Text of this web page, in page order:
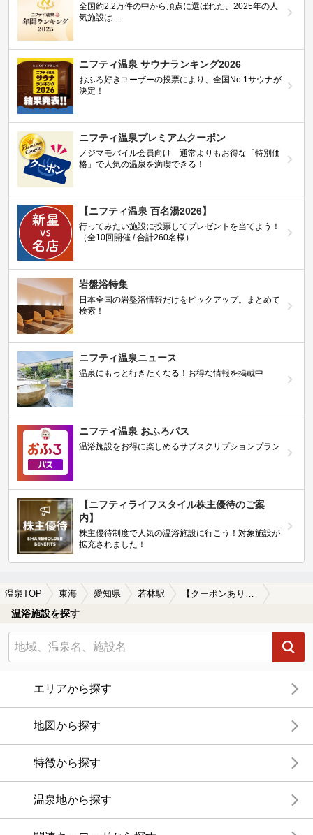
全国約2.2万件の中から頂点に選ばれた、2025年の人
気施設は…
ニフティ温泉 サウナランキング2026
おふろ好きユーザーの投票により、全国No.1サウナが
決定！
ニフティ温泉プレミアムクーポン
ノジマモバイル会員向け 通常よりもお得な「特別価
格」で人気の温泉を満喫できる！
【ニフティ温泉 百名湯2026】
行ってみたい施設に投票してプレゼントを当てよう！
（全10回開催 / 合計260名様）
岩盤浴特集
日本全国の岩盤浴情報だけをピックアップ。まとめて
検索！
ニフティ温泉ニュース
温泉にもっと行きたくなる！お得な情報を掲載中
ニフティ温泉 おふろパス
温浴施設をお得に楽しめるサブスクリプションプラン
【ニフティライフスタイル株主優待のご案
内】
株主優待制度で人気の温浴施設に行こう！対象施設が
拡充されました！
温泉TOP 東海 愛知県 若林駅
温浴施設を探す
エリアから探す
地図から探す
特徴から探す
温泉地から探す